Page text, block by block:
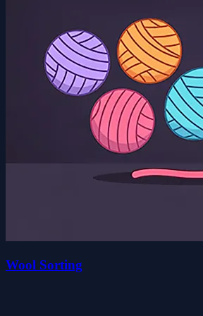
Wool Sorting